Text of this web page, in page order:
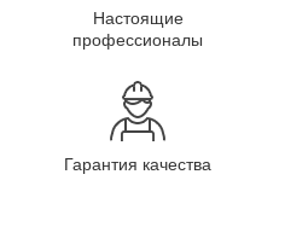
Настоящие
профессионалы
Гарантия качества